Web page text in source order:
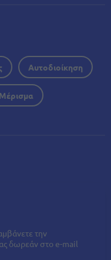
Αυτοδιοίκηση
την
δωρεάν στο e-mail